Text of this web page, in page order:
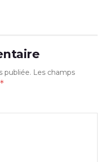
publiée. Les champs
*